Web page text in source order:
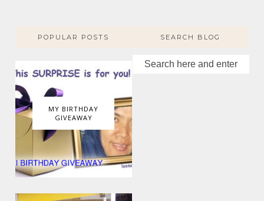
POPULAR POSTS
MY BIRTHDAY
GIVEAWAY
SEARCH BLOG